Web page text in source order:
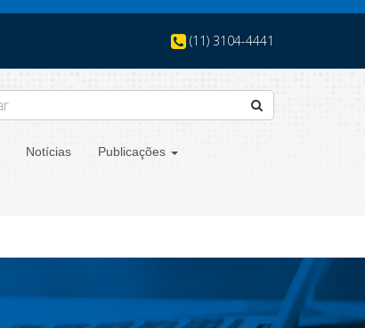
(11) 3104-4441
Notícias Publicações